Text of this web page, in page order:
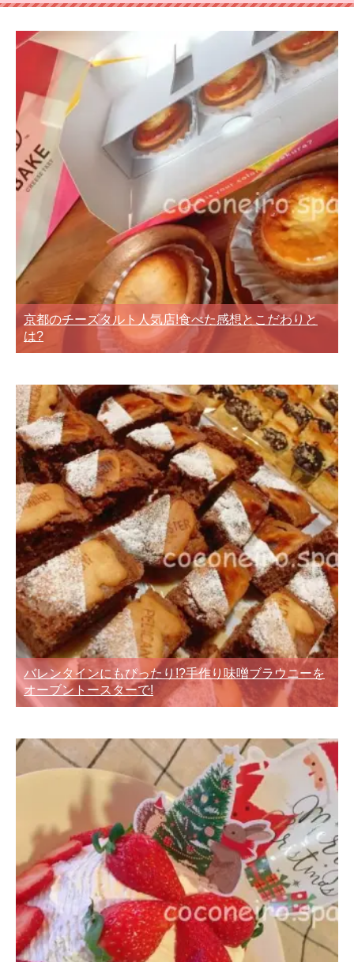
京都のチーズタルト人気店!食べた感想とこだわりと
は?
バレンタインにもぴったり!?手作り味噌ブラウニーを
オーブントースターで!